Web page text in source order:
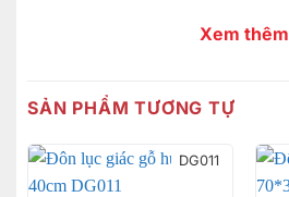
Xem thêm
SẢN PHẨM TƯƠNG TỰ
DG011